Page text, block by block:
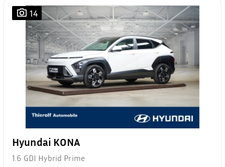
14
Hyundai KONA
1.6 GDI Hybrid Prime